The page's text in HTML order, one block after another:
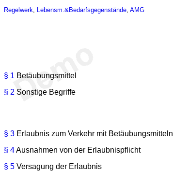
Regelwerk Lebensm.&Bedarfsgegenstände AMG
§ 1 Betäubungsmittel
§ 2 Sonstige Begriffe
§ 3 Erlaubnis zum Verkehr mit Betäubungsmitteln
§ 4Ausnahmen von der Erlaubnispflicht
§ 5 Versagung der Erlaubnis